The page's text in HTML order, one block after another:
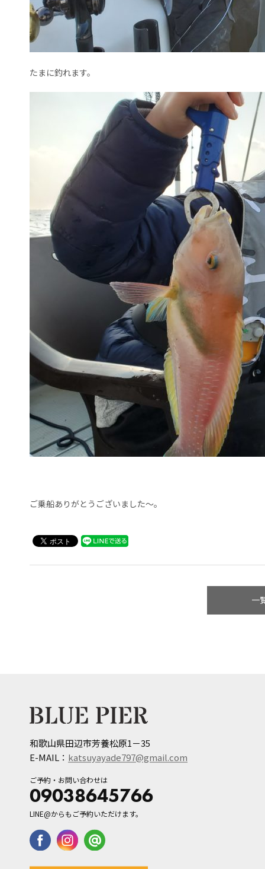
たまに釣れます。
ご乗船ありがとうございました～。
一
和歌山県田辺市芳養松原1－35
E-MAIL： katsuyayade797@gmail.com
ご予約・お問い合わせは
09038645766
LINE@からもご予約いただけます。